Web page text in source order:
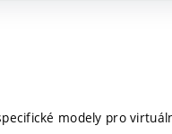
modely pro